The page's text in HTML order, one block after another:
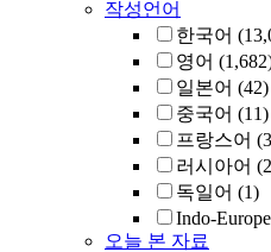
작성언어
한국어
영어
일본어 (42)
중국어 (11)
프랑스어
러시아어
독일어 (1)
Indo-
오늘 본 자료